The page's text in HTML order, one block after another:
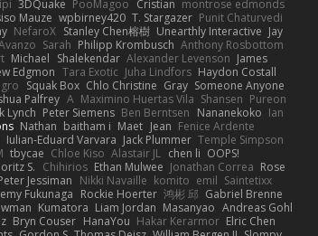
3DQuake PooMagoo Cristian montrose edmonds
Mauze wpbirney420 T. Stargazer Punit Chaturvedi
NefaroX Stanley Chen榕樹 Unearthly Interactive Jay
Sarah Philipp Krombusch Anthony Rosbottom
Michael Shalekendar Alexander Levenson James
Edgmon Tara Exotic Juha Lindfors Haydon Costall
Squak Box Chlo Christine Gray Someone Anyone
Palfrey A Maximino Huertas Vila Shansen Pureon
Lynch Peter Siemens Ben Berntsen Nananekoko Ian
Nathan baitham i Maet Jean Fenice Ardente
Iulian-Eduard Varvara Jack Plummer Temple Simpson
tbycae Chloe Kiso Alastair JL chen li OOPS!
S. Chihirios Ethan Mulwee Jonathan Correa Rose
Jessiman Nikki Navaille komito emil Saintetixx
Fukunaga Rockie Hoerter 鸿彬 邱 Gabriel Brenne
Kumatora Liam Jordan Masanyao Andreas Gohl
Bryn Couser HanaYou Hakar Kerarmor Elric Chen